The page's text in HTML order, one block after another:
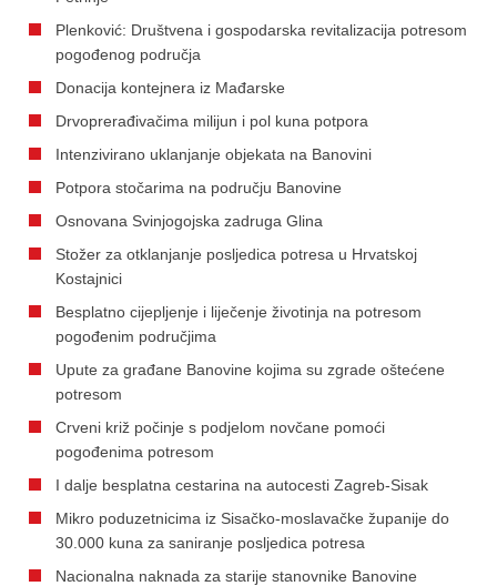
Plenković: Društvena i gospodarska revitalizacija potresom
pogođenog područja
Donacija kontejnera iz Mađarske
Drvoprerađivačima milijun i pol kuna potpora
Intenzivirano uklanjanje objekata na Banovini
Potpora stočarima na području Banovine
Osnovana Svinjogojska zadruga Glina
Stožer za otklanjanje posljedica potresa u Hrvatskoj
Kostajnici
Besplatno cijepljenje i liječenje životinja na potresom
pogođenim područjima
Upute za građane Banovine kojima su zgrade oštećene
potresom
Crveni križ počinje s podjelom novčane pomoći
pogođenima potresom
I dalje besplatna cestarina na autocesti Zagreb-Sisak
Mikro poduzetnicima iz Sisačko-moslavačke županije do
30.000 kuna za saniranje posljedica potresa
Nacionalna naknada za starije stanovnike Banovine